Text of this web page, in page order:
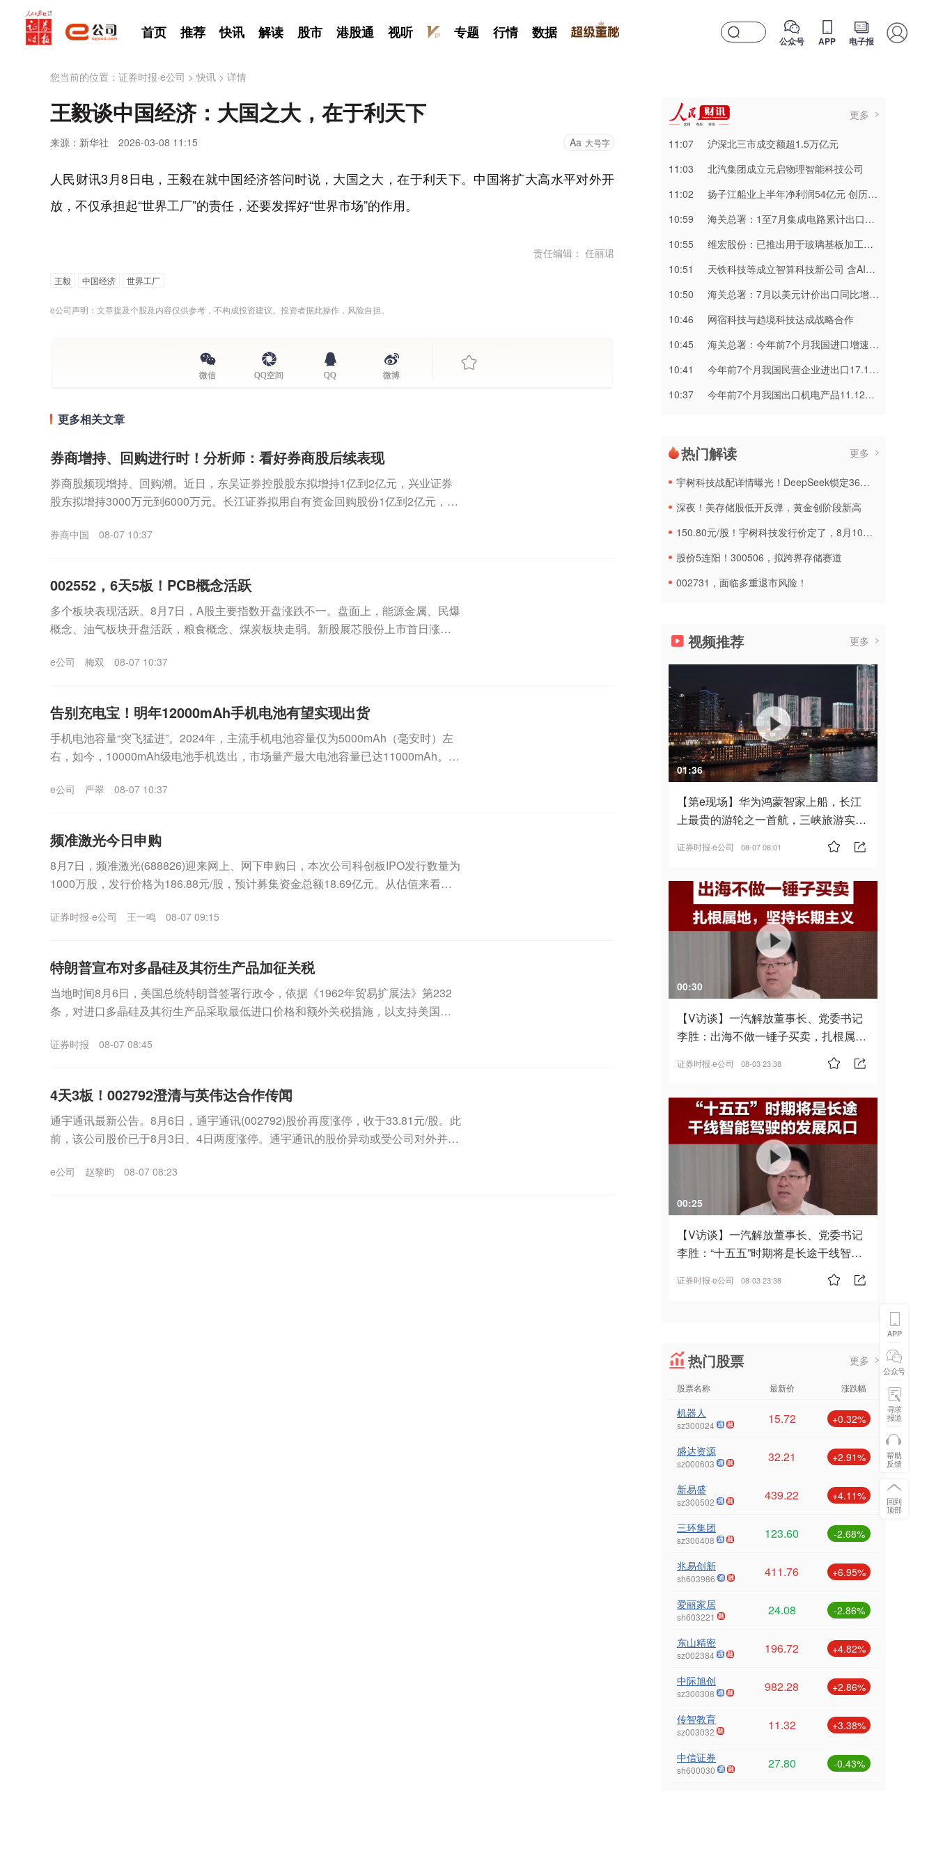
首页 推荐 快讯 解读 股市 港股通 视听 专题 行情 数据 公众号 APP 电子报
您当前的位置： 证券时报·e公司 >快讯 > 详情
王毅谈中国经济：大国之大，在于利天下
来源：新华社 2026-03-08 11:15 Aa 大号字
人民财讯3月8日电，王毅在就中国经济答问时说，大国之大，在于利天下。中国将扩大高水平对外开
放，不仅承担起“世界工厂”的责任，还要发挥好“世界市场”的作用。
责任编辑： 任丽珺
王毅 中国经济 世界工厂
e公司声明：文章提及个股及内容仅供参考，不构成投资建议。投资者据此操作，风险自担。
微信 QQ空间 QQ 微博
更多相关文章
券商增持、回购进行时！分析师：看好券商股后续表现
券商股频现增持、回购潮。近日，东吴证券控股股东拟增持1亿到2亿元，兴业证券
股东拟增持3000万元到6000万元。长江证券拟用自有资金回购股份1亿到2亿元，华
券商中国 08-07 10:37
002552，6天5板！PCB概念活跃
多个板块表现活跃。8月7日，A股主要指数开盘涨跌不一。盘面上，能源金属、民爆
概念、油气板块开盘活跃，粮食概念、煤炭板块走弱。新股展芯股份上市首日涨逾3
e公司 梅双 08-07 10:37
告别充电宝！明年12000mAh手机电池有望实现出货
手机电池容量“突飞猛进”。2024年，主流手机电池容量仅为5000mAh（毫安时）左
右，如今，10000mAh级电池手机迭出，市场量产最大电池容量已达11000mAh。手
e公司 严翠 08-07 10:37
频准激光今日申购
8月7日，频准激光(688826)迎来网上、网下申购日，本次公司科创板IPO发行数量为
1000万股，发行价格为186.88元/股，预计募集资金总额18.69亿元。从估值来看，
证券时报·e公司 王一鸣 08-07 09:15
特朗普宣布对多晶硅及其衍生产品加征关税
当地时间8月6日，美国总统特朗普签署行政令，依据《1962年贸易扩展法》第232
条，对进口多晶硅及其衍生产品采取最低进口价格和额外关税措施，以支持美国国
证券时报 08-07 08:45
4天3板！002792澄清与英伟达合作传闻
通宇通讯最新公告。8月6日，通宇通讯(002792)股价再度涨停，收于33.81元/股。此
前，该公司股价已于8月3日、4日两度涨停。通宇通讯的股价异动或受公司对外并购
e公司 赵黎昀 08-07 08:23
更多
11:07
​沪深北三市成交额超1.5万亿元
11:03
北汽集团成立元启物理智能科技公司
11:02
扬子江船业上半年净利润54亿元 创历史新高
10:59
海关总署：1至7月集成电路累计出口金额达2160.2亿美元 同比增长99.5%
10:55
维宏股份：已推出用于玻璃基板加工的切裂一体化产品
10:51
天铁科技等成立智算科技新公司 含AI相关业务
10:50
海关总署：7月以美元计价出口同比增23.9%
10:46
网宿科技与趋境科技达成战略合作
10:45
海关总署：今年前7个月我国进口增速快于出口8个百分点
10:41
今年前7个月我国民营企业进出口17.16万亿元 同比增长17.2%
10:37
今年前7个月我国出口机电产品11.12万亿元 增长21.2%
热门解读 更多
宇树科技战配详情曝光！DeepSeek锁定36个月，社保基金多个组合参与
深夜！美存储股低开反弹，黄金创阶段新高
150.80元/股！宇树科技发行价定了，8月10日申购
股价5连阳！300506，拟跨界存储赛道
002731，面临多重退市风险！
视频推荐 更多
01:36
【第e现场】华为鸿蒙智家上船，长江
上最贵的游轮之一首航，三峡旅游实
证券时报·e公司 08-07 08:01
00:30
【V访谈】一汽解放董事长、党委书记
李胜：出海不做一锤子买卖，扎根属
证券时报·e公司 08-03 23:38
00:25
【V访谈】一汽解放董事长、党委书记
李胜：“十五五”时期将是长途干线智能
证券时报·e公司 08-03 23:38
热门股票 更多
股票名称 最新价 涨跌幅
机器人
sz300024 15.72 +0.32%
盛达资源
sz000603 32.21 +2.91%
新易盛
sz300502 439.22 +4.11%
三环集团
sz300408 123.60 -2.68%
兆易创新
sh603986 411.76 +6.95%
爱丽家居
sh603221 24.08 -2.86%
东山精密
sz002384 196.72 +4.82%
中际旭创
sz300308 982.28 +2.86%
传智教育
sz003032 11.32 +3.38%
中信证券
sh600030 27.80 -0.43%
APP
公众号
寻求
报道
帮助
反馈
回到
顶部